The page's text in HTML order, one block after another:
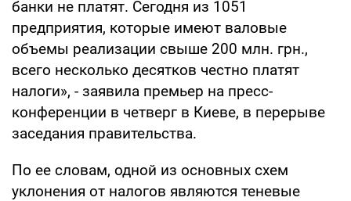
банки не платят. Сегодня из 1051
предприятия, которые имеют валовые
объемы реализации свыше 200 млн. грн.,
всего несколько десятков честно платят
налоги», - заявила премьер на пресс-
конференции в четверг в Киеве, в перерыве
заседания правительства.
По ее словам, одной из основных схем
уклонения от налогов являются теневые